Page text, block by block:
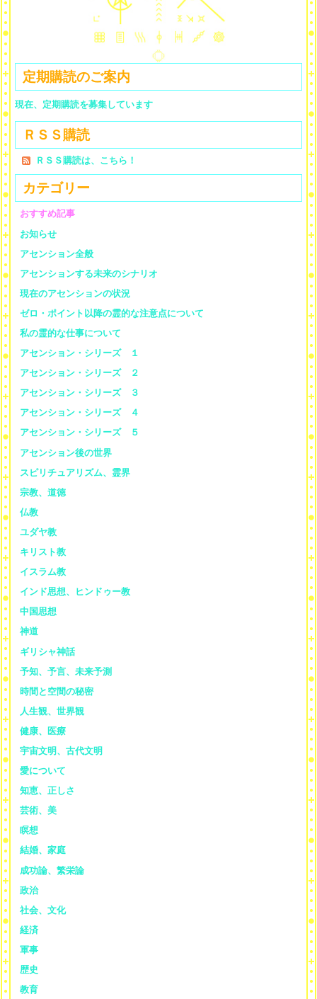
定期購読のご案内
現在、定期購読を募集しています
ＲＳＳ購読
ＲＳＳ購読は、こちら！
カテゴリー
おすすめ記事
お知らせ
アセンション全般
アセンションする未来のシナリオ
現在のアセンションの状況
ゼロ・ポイント以降の霊的な注意点について
私の霊的な仕事について
アセンション・シリーズ １
アセンション・シリーズ ２
アセンション・シリーズ ３
アセンション・シリーズ ４
アセンション・シリーズ ５
アセンション後の世界
スピリチュアリズム、霊界
宗教、道徳
仏教
ユダヤ教
キリスト教
イスラム教
インド思想、ヒンドゥー教
中国思想
神道
ギリシャ神話
予知、予言、未来予測
時間と空間の秘密
人生観、世界観
健康、医療
宇宙文明、古代文明
愛について
知恵、正しさ
芸術、美
瞑想
結婚、家庭
成功論、繁栄論
政治
社会、文化
経済
軍事
歴史
教育